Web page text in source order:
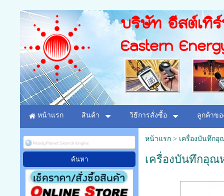
บริษัท อีสต์เทิ
Eastern
หน้าแรก สินค้า วิธีการสั่งซื้อ ลูกค้าขอ
หน้าแรก> เครื่องบันทึกอุ
เครื่องบันทึกอุณห